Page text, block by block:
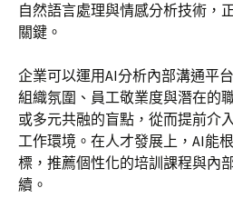
自然語言處理與情感分析技術，
關鍵。
企業可以運用AI分析內部溝通平
組織氛圍、員工敬業度與潛在的
或多元共融的盲點，從而提前介
工作環境。在人才發展上，AI能
標，推薦個性化的培訓課程與內
續。